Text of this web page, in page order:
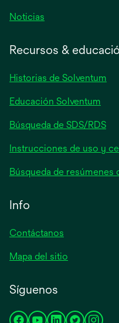
Noticias
pestaña
Recursos &
Historias de Solventum
Educación Solventum
Búsqueda de SDS/RDS
Instrucciones de uso y
Búsqueda de resúmenes
Info
Contáctanos
Mapa del sitio
Síguenos